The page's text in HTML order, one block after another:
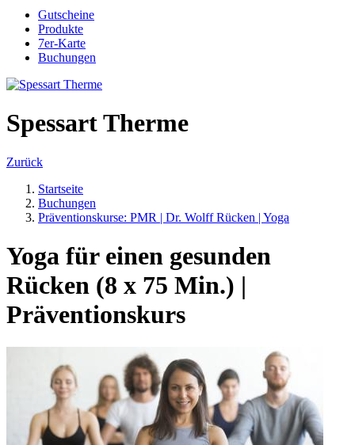
Gutscheine
Produkte
7er-Karte
Buchungen
Spessart Therme
Zurück
Startseite
Buchungen
Präventionskurse: PMR | Dr. Wolff Rücken | Yoga
Yoga für einen gesunden
Rücken (8 x 75 Min.) |
Präventionskurs